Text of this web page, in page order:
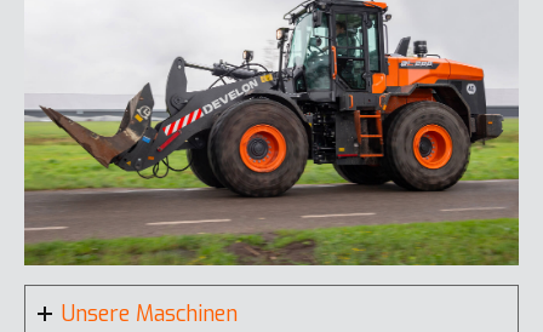
DX160LC-7-HT
DL65-7
Unsere Maschinen